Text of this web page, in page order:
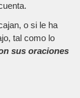
o si le ha
tal como lo
sus oraciones